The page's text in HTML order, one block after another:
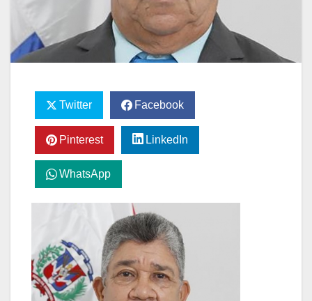
Twitter Facebook
Pinterest LinkedIn
WhatsApp